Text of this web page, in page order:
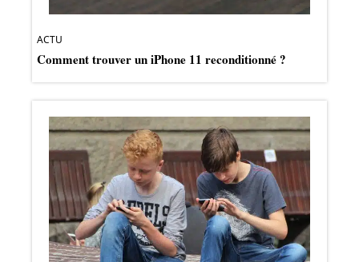
ACTU
Comment trouver un iPhone 11 reconditionné ?